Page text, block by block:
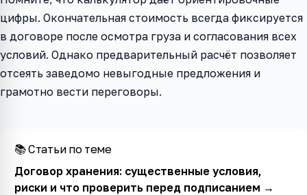
цифры. Окончательная стоимость всегда фиксируется
в договоре после осмотра груза и согласования всех
условий. Однако предварительный расчёт позволяет
отсеять заведомо невыгодные предложения и
грамотно вести переговоры.
📚 Статьи по теме
Договор хранения: существенные условия,
риски и что проверить перед подписанием →